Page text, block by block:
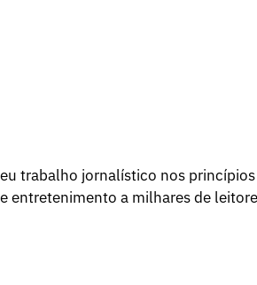
trabalho jornalístico nos princípios
entretenimento a milhares de